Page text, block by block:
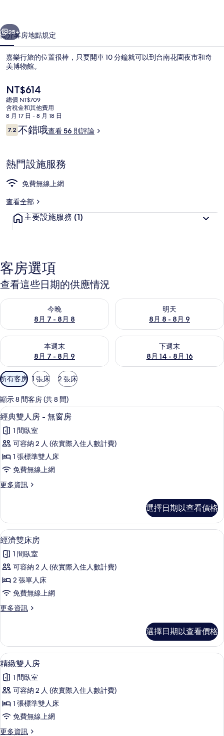
集
個 下一個
25+
簡介客房地點規定
嘉樂行旅的位置很棒，只要開車 10 分鐘就可以到台南花園夜市和奇
美博物館。
目
前
的
價
格
是
NT$614
總價 NT$709
含稅金和其他費用
8 月 17 日 - 8 月 18 日
評
論
7.27.2 分，滿分 10 分，
不錯哦查看 56 則評論
熱門設施服務
免費無線上網
查看全部
主要設施服務 (1)
客房選項
查看這些日期的供應情況
今晚
8月 7 - 8月 8
查看今晚 (8月 7 - 8月 8) 的供應情況
明天
8月 8 - 8月 9
查看明天 (8月 8 - 8月 9) 的供
本週末
8月 7 - 8月 9
查看本週末 (8月 7 - 8月 9) 的供應情況
下週末
8月 14 - 8月 16
查看下週末 (8月 14 - 8月 16)
可
用
的
客
房
篩
選
條
所有客房 1 張床 2 張床
顯示 8 間客房 (共 8 間)
顯
示
經
典
雙
房
無
窗
房
的
所
有
相
片
4
經典雙人房 - 無窗房
1 間臥室
可容納 2 人 (依實際入住人數計費)
1 張標準雙人床
免費無線上網
更多資訊
更
雙
人
房
無
窗
的
詳
選擇日期以查看價格
顯
示
經
濟
雙
房
所
有
相
片
1
經濟雙床房
1 間臥室
可容納 2 人 (依實際入住人數計費)
2 張單人床
免費無線上網
更多資訊
更
雙
床
房
詳
情
選擇日期以查看價格
顯
示
精
緻
雙
4
精緻雙人房
1 間臥室
可容納 2 人 (依實際入住人數計費)
1 張標準雙人床
免費無線上網
更多資訊
更